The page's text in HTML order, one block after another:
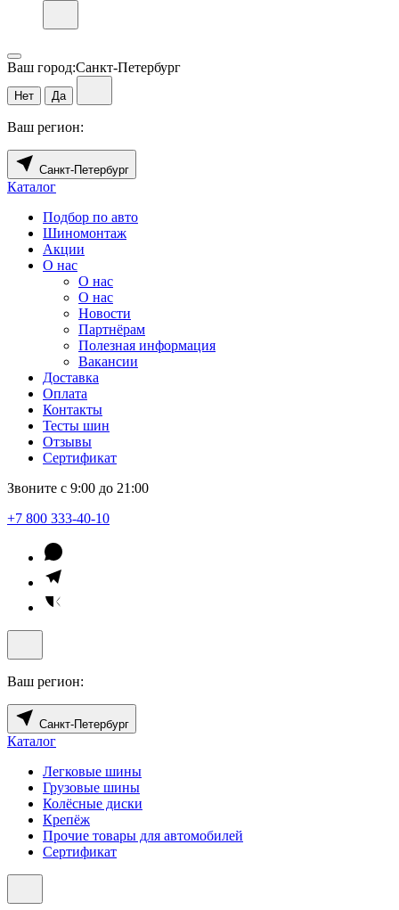
Ваш город:Санкт-Петербург
Нет Да
Ваш регион:
Санкт-Петербург
Каталог
Подбор по авто
Шиномонтаж
Акции
О нас
О нас
О нас
Новости
Партнёрам
Полезная информация
Вакансии
Доставка
Оплата
Контакты
Тесты шин
Отзывы
Сертификат
Звоните с 9:00 до 21:00
+7 800 333-40-10
Ваш регион:
Санкт-Петербург
Каталог
Легковые шины
Грузовые шины
Колёсные диски
Крепёж
Прочие товары для автомобилей
Сертификат